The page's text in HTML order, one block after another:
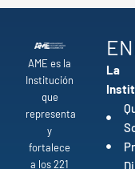
AME es la
Institución
que
representa
y
fortalece
a los 221
La